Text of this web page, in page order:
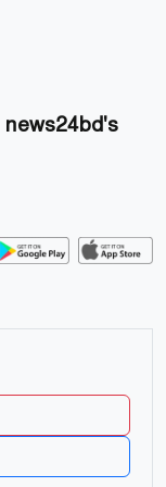
news24bd's